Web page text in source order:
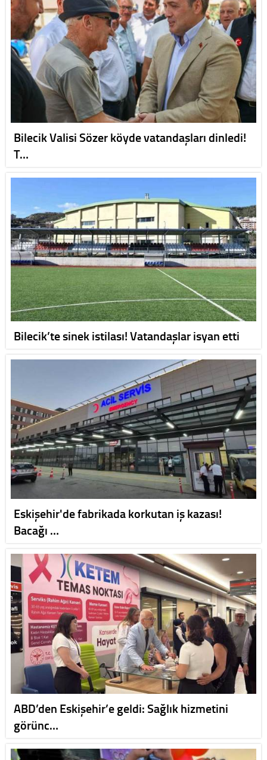
Bilecik Valisi Sözer köyde vatandaşları dinledi!
T…
Bilecik’te sinek istilası! Vatandaşlar isyan etti
Eskişehir'de fabrikada korkutan iş kazası!
Bacağı …
ABD’den Eskişehir’e geldi: Sağlık hizmetini
görünc…